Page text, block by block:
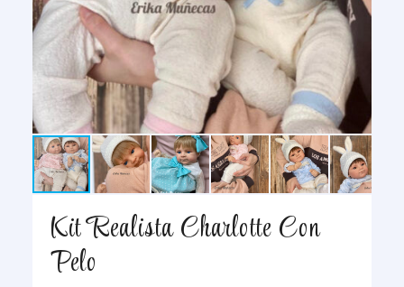
Kit Realista Charlotte Con
Pelo